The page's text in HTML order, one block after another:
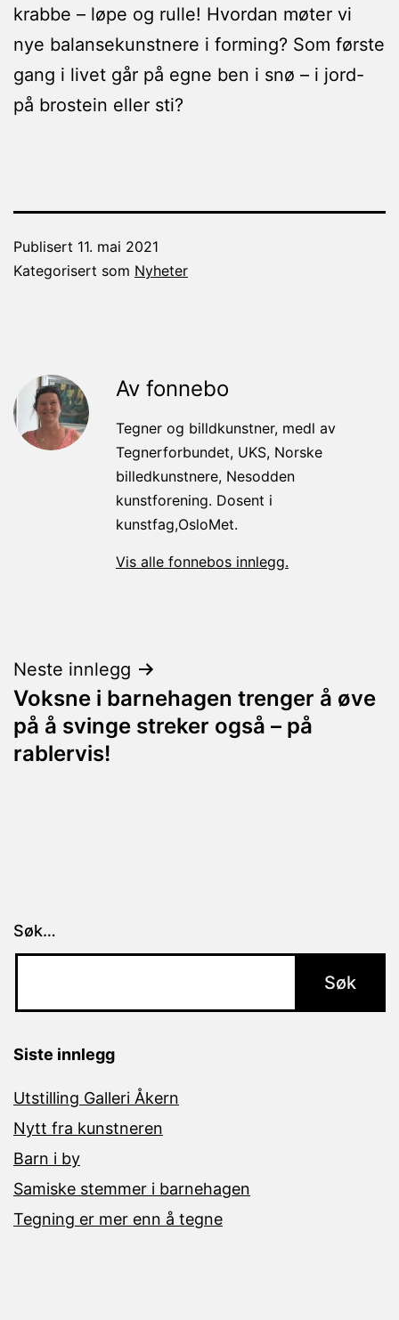
krabbe – løpe og rulle! Hvordan møter vi
nye balansekunstnere i forming? Som første
gang i livet går på egne ben i snø – i jord-
på brostein eller sti?
Publisert 11. mai 2021
Kategorisert som Nyheter
Av fonnebo
Tegner og billdkunstner, medl av
Tegnerforbundet, UKS, Norske
billedkunstnere, Nesodden
kunstforening. Dosent i
kunstfag,OsloMet.
Vis alle fonnebos innlegg.
Innleggsnavigasjon
Neste innlegg
Voksne i barnehagen trenger å øve
på å svinge streker også – på
rablervis!
Søk…
Siste innlegg
Utstilling Galleri Åkern
Nytt fra kunstneren
Barn i by
Samiske stemmer i barnehagen
Tegning er mer enn å tegne